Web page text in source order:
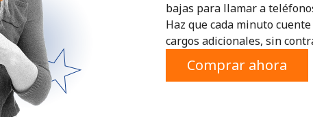
bajas para llamar a
Haz que cada minuto
cargos adicionales, sin
Comprar ahora